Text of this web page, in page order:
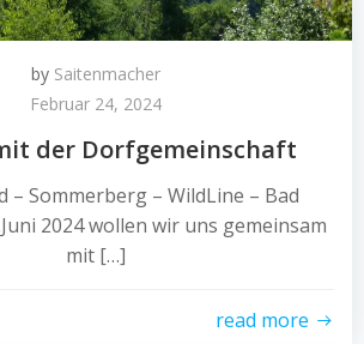
by Saitenmacher
Februar 24, 2024
der Dorfgemeinschaft
– Sommerberg – WildLine – Bad
2024 wollen wir uns gemeinsam
mit […]
read more